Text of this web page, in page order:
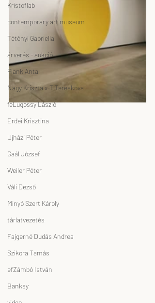
Kristoflab
contemporary art museum
Tétényi Gabriella
árverés - aukció
Plank Antal
Nagy Kriszta x-T Tereskova
feLugossy László
Erdei Krisztina
Ujházi Péter
Gaál József
Weiler Péter
Váli Dezső
Minyó Szert Károly
tárlatvezetés
Fajgerné Dudás Andrea
Szikora Tamás
efZámbó István
Banksy